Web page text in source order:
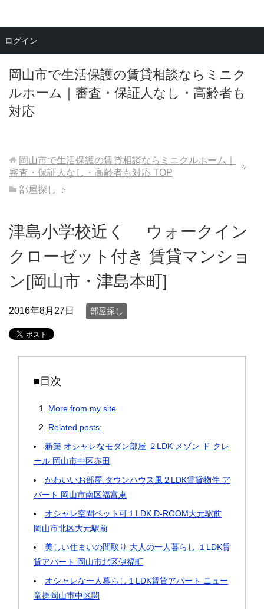
岡山市で生活保護の賃貸相談ならミニク
ルホーム｜審査・保証人なし・高齢者も
対応
メニュー
岡山市で生活保護の賃貸相談ならミニクルホーム｜
審査・保証人なし・高齢者も対応 TOP
部屋探し
津島小学校近く ウォークイン
クローゼット付き 賃貸マンショ
ン[岡山市・津島本町]
2016年8月27日 部屋探し
■目次
More from my site
Related posts:
新築 オシャレなモダン部屋 ２LDK メゾン ド クレ
ール 岡山市中区赤田
かわいいお部屋 タウンハウス風２LDK賃貸物件 ア
パート 岡山市南区福富東
オシャレ空間ペット可１LDK D-ROOM大元駅前
岡山市北区大元駅前
美しい住まいの間取り 大人の一人暮らし １LDK賃
貸アパート 岡山市北区伊福町
オシャレな一人暮らし１LDK賃貸アパート ニュー
竜操岡山市中区関
ログイン